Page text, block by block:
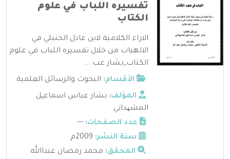
تفسيره اللباب في علوم
الكتاب
الاراء الكلامية لابن عادل الحنبلي في
الالهيات من خلال تفسيره اللباب في علوم
الكتاب_بشار عب ...
الأقسام: البحوث والرسائل العلمية
المؤلف: بشار عباس اسماعیل
المشھداني
عدد الصفحات: ---
سنة النشر:
المحقق: محمد رمضان عبداالله